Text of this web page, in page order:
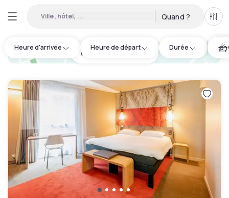
Ville, hôtel, ... Quand ?
Heure d'arrivée Heure de départ Durée
hotel.cta.view_map